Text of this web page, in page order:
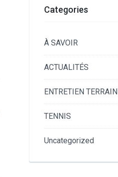
Categories
À SAVOIR
ACTUALITÉS
ENTRETIEN TERRAIN
TENNIS
Uncategorized